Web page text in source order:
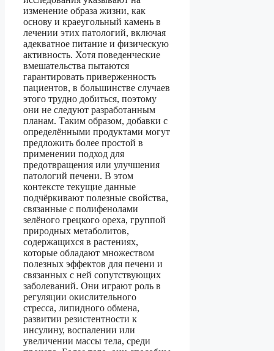
изменение образа жизни, как
основу и краеугольный камень в
лечении этих патологий, включая
адекватное питание и физическую
активность. Хотя поведенческие
вмешательства пытаются
гарантировать приверженность
пациентов, в большинстве случаев
этого трудно добиться, поэтому
они не следуют разработанным
планам. Таким образом, добавки с
определёнными продуктами могут
предложить более простой в
применении подход для
предотвращения или улучшения
патологий печени. В этом
контексте текущие данные
подчёркивают полезные свойства,
связанные с полифенолами
зелёного грецкого ореха, группой
природных метаболитов,
содержащихся в растениях,
которые обладают множеством
полезных эффектов для печени и
связанных с ней сопутствующих
заболеваний. Они играют роль в
регуляции окислительного
стресса, липидного обмена,
развитии резистентности к
инсулину, воспалении или
увеличении массы тела, среди